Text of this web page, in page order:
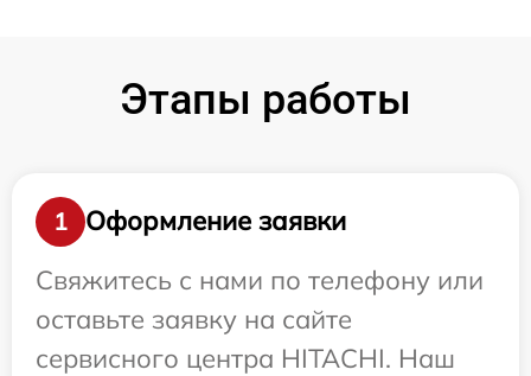
Этапы работы
1
Оформление заявки
Свяжитесь с нами по телефону или
оставьте заявку на сайте
сервисного центра HITACHI. Наш